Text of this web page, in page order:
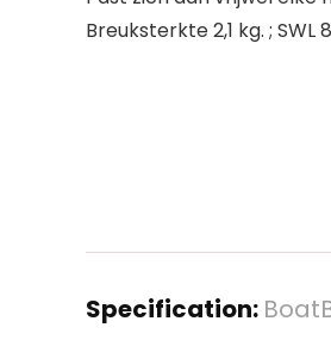
Breuksterkte 2,1 kg. ; SWL
Specification: